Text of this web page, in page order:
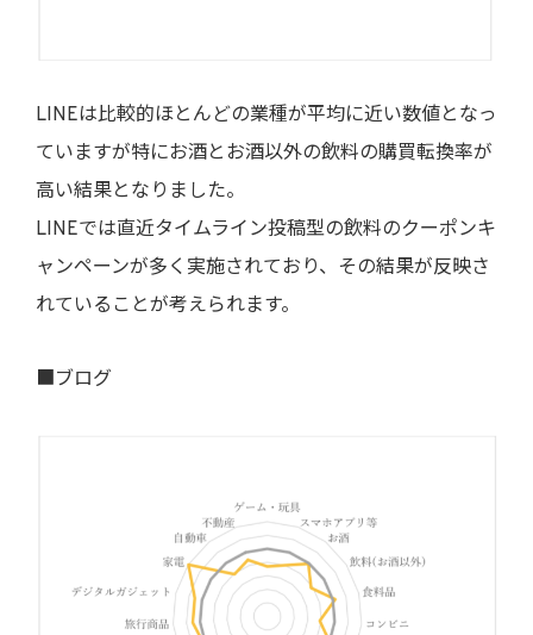
LINEは比較的ほとんどの業種が平均に近い数値となっ
ていますが特にお酒とお酒以外の飲料の購買転換率が
高い結果となりました。
LINEでは直近タイムライン投稿型の飲料のクーポンキ
ャンペーンが多く実施されており、その結果が反映さ
れていることが考えられます。
■ブログ